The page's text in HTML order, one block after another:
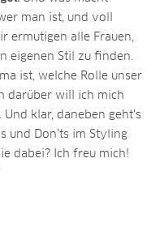
man ist, und voll
ermutigen alle Frauen,
eigenen Stil zu finden.
ist, welche Rolle unser
darüber will ich mich
klar, daneben geht‘s
und Don‘ts im Styling
dabei? Ich freu mich!